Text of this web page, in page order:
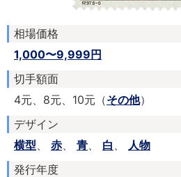
相場価格
1,000〜9,999円
切手額面
4元、8元、10元（その他）
デザイン
横型
赤 青 白
人物
発行年度